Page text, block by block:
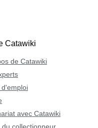
Catawiki
de Catawiki
avec Catawiki
du collectionneur